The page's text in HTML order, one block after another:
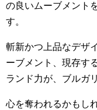
の良いムーブメント
す。
斬新かつ上品なデザ
ーブメント、現存す
ランド力が、ブルガ
心を奪われるかもし